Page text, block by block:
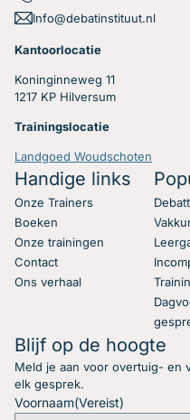
Info@debatinstituut.nl
Kantoorlocatie
Koninginneweg 11
1217 KP Hilversum
Trainingslocatie
Landgoed Woudschoten
Handige links
Onze Trainers
Boeken
Onze trainingen
Contact
Ons verhaal
Blijf op de hoogte
Meld je aan voor overtuig- en
elk gesprek.
Voornaam(Vereist)